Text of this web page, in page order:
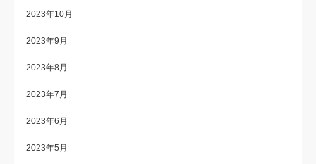
2023年10月
2023年9月
2023年8月
2023年7月
2023年6月
2023年5月